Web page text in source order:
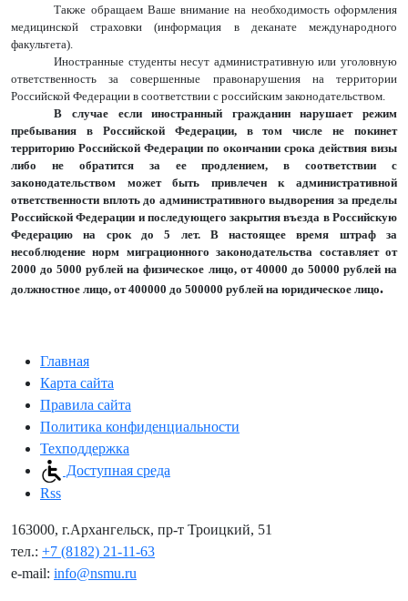
Также обращаем Ваше внимание на необходимость оформления
медицинской страховки (информация в деканате международного
факультета).
Иностранные студенты несут административную или уголовную
ответственность за совершенные правонарушения на территории
Российской Федерации в соответствии с российским законодательством.
В случае если иностранный гражданин нарушает режим
пребывания в Российской Федерации, в том числе не покинет
территорию Российской Федерации по окончании срока действия визы
либо не обратится за ее продлением, в соответствии с
законодательством может быть привлечен к административной
ответственности вплоть до административного выдворения за пределы
Российской Федерации и последующего закрытия въезда в Российскую
Федерацию на срок до 5 лет. В настоящее время штраф за
несоблюдение норм миграционного законодательства составляет от
2000 до 5000 рублей на физическое лицо, от 40000 до 50000 рублей на
должностное лицо, от 400000 до 500000 рублей на юридическое лицо.
Главная
Карта сайта
Правила сайта
Политика конфиденциальности
Техподдержка
Доступная среда
Rss
163000, г.Архангельск, пр-т Троицкий, 51
тел.: +7 (8182) 21-11-63
e-mail: info@nsmu.ru